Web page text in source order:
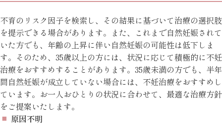
不育のリスク因子を検索し、その結果に基づいて治療の選択肢
を提示できる場合があります。また、これまで自然妊娠されて
いた方でも、年齢の上昇に伴い自然妊娠の可能性は低下しま
す。そのため、35歳以上の方には、状況に応じて積極的に不妊
治療をおすすめすることがあります。35歳未満の方でも、半年
間自然妊娠が成立していない場合には、不妊治療をおすすめし
ています。お一人おひとりの状況に合わせて、最適な治療方針
をご提案いたします。
原因不明